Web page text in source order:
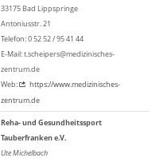
33175 Bad Lippspringe
Antoniusstr. 21
Telefon: 0 52 52 / 95 41 44
E-Mail: t.scheipers@medizinisches-
zentrum.de
Web:
https://www.medizinisches-
zentrum.de
Reha- und Gesundheitssport
Tauberfranken e.V.
Ute Michelbach